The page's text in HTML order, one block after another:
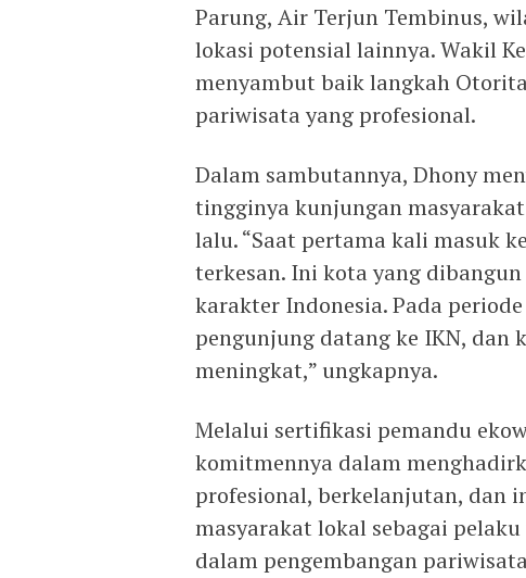
Parung, Air Terjun Tembinus,
lokasi potensial lainnya. Wakil
menyambut baik langkah
pariwisata yang profesional.
Dalam sambutannya, Dhony
tingginya kunjungan
lalu. “Saat pertama kali masuk
terkesan. Ini kota yang
karakter Indonesia. Pada
pengunjung datang ke IKN, dan
meningkat,” ungkapnya.
Melalui sertifikasi pemandu
komitmennya dalam
profesional, berkelanjutan, dan
masyarakat lokal sebagai
dalam pengembangan